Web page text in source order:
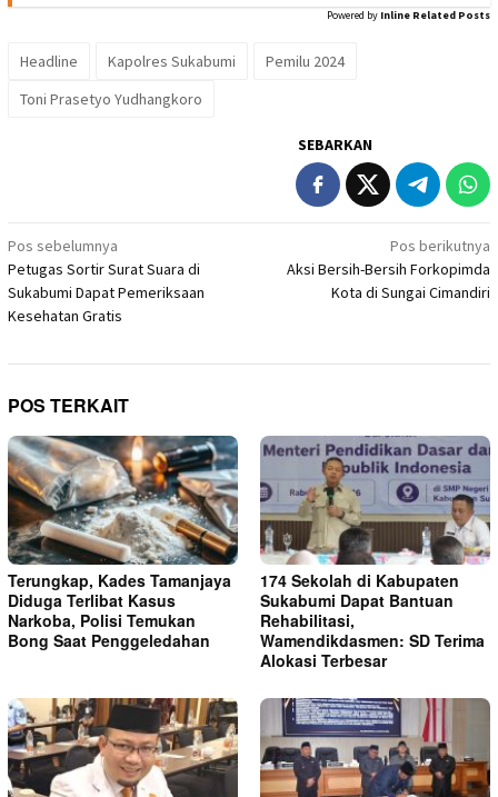
Powered by Inline Related Posts
Headline Kapolres Sukabumi
Pemilu 2024
Toni Prasetyo Yudhangkoro
SEBARKAN
Navigasi
pos
Pos sebelumnya
Petugas Sortir Surat Suara di
Sukabumi Dapat Pemeriksaan
Kesehatan Gratis
Pos berikutnya
Aksi Bersih-Bersih Forkopimda
Kota di Sungai Cimandiri
POS TERKAIT
Terungkap, Kades Tamanjaya
Diduga Terlibat Kasus
Narkoba, Polisi Temukan
Bong Saat Penggeledahan
174 Sekolah di Kabupaten
Sukabumi Dapat Bantuan
Rehabilitasi,
Wamendikdasmen: SD Terima
Alokasi Terbesar